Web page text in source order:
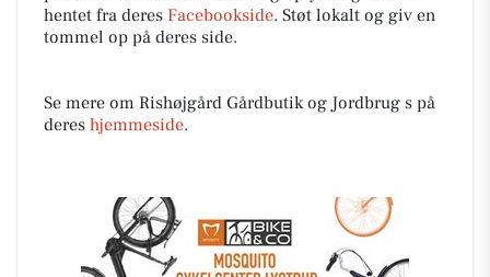
hentet fra deres Facebookside. Støt lokalt og giv en
tommel op på deres side.
Se mere om Rishøjgård Gårdbutik og Jordbrug s på
deres hjemmeside.